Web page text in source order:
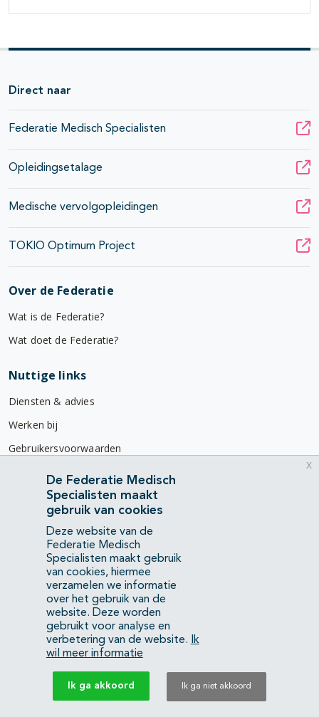
Direct naar
Federatie Medisch Specialisten
Opleidingsetalage
Medische vervolgopleidingen
TOKIO Optimum Project
Over de Federatie
Wat is de Federatie?
Wat doet de Federatie?
Nuttige links
Diensten & advies
Werken bij
Gebruikersvoorwaarden
Privacyverklaring
Contact
Mercatorlaan 1200
3528 BL Utrecht
(088) 505 34 34
info@richtlijnendatabase.nl
YouTubeLinkedIn
KvK Federatie Medisch Specialisten:40483480
Privacyverklaring
De Federatie Medisch
Specialisten maakt
gebruik van cookies
Deze website van de
Federatie Medisch
Specialisten maakt gebruik
van cookies, hiermee
verzamelen we informatie
over het gebruik van de
website. Deze worden
gebruikt voor analyse en
verbetering van de website.
Ik
wil meer informatie
Ik ga akkoord Ik ga niet akkoord
x